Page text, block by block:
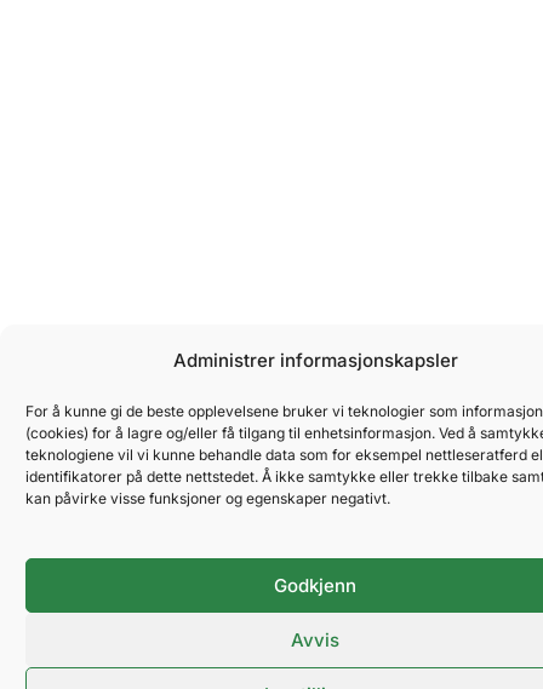
Administrer informasjonskapsler
For å kunne gi de beste opplevelsene bruker vi teknologier som
(cookies) for å lagre og/eller få tilgang til enhetsinformasjon. Ved å
teknologiene vil vi kunne behandle data som for eksempel nettleseratferd
identifikatorer på dette nettstedet. Å ikke samtykke eller trekke tilbake
kan påvirke visse funksjoner og egenskaper negativt.
Godkjenn
Avvis